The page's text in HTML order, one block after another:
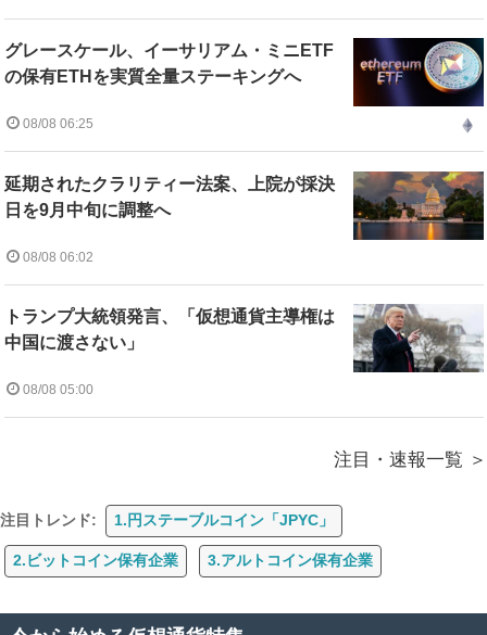
グレースケール、イーサリアム・ミニETF
の保有ETHを実質全量ステーキングへ
08/08 06:25
延期されたクラリティー法案、上院が採決
日を9月中旬に調整へ
08/08 06:02
トランプ大統領発言、「仮想通貨主導権は
中国に渡さない」
08/08 05:00
注目・速報一覧
注目トレンド: 1.円ステーブルコイン「JPYC」
2.ビットコイン保有企業 3.アルトコイン保有企業